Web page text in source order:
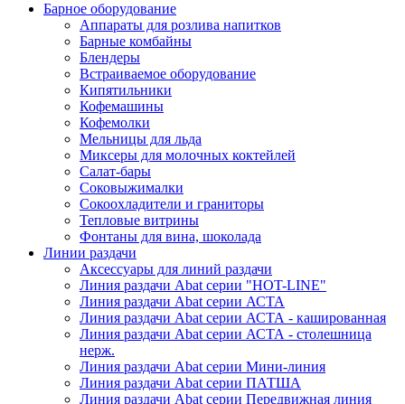
Барное оборудование
Аппараты для розлива напитков
Барные комбайны
Блендеры
Встраиваемое оборудование
Кипятильники
Кофемашины
Кофемолки
Мельницы для льда
Миксеры для молочных коктейлей
Салат-бары
Соковыжималки
Сокоохладители и граниторы
Тепловые витрины
Фонтаны для вина, шоколада
Линии раздачи
Аксессуары для линий раздачи
Линия раздачи Abat серии "HOT-LINE"
Линия раздачи Abat серии АСТА
Линия раздачи Abat серии АСТА - кашированная
Линия раздачи Abat серии АСТА - столешница
нерж.
Линия раздачи Abat серии Мини-линия
Линия раздачи Abat серии ПАТША
Линия раздачи Abat серии Передвижная линия